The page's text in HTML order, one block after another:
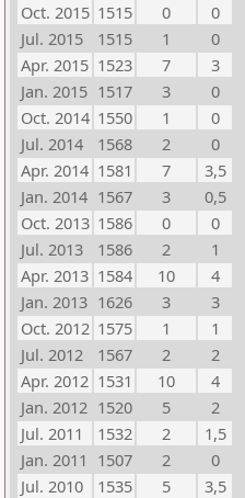
Oct. 2015 1515 0
0
Jul. 2015
1515 1
0
Apr. 2015 1523 7
3
Jan. 2015 1517 3
0
Oct. 2014 1550 1
0
Jul. 2014
1568 2
0
Apr. 2014 1581 7
3,5
Jan. 2014 1567 3
0,5
Oct. 2013 1586 0
0
Jul. 2013
1586 2
1
Apr. 2013 1584 10
4
Jan. 2013 1626 3
3
Oct. 2012 1575 1
1
Jul. 2012
1567 2
2
Apr. 2012 1531 10
4
Jan. 2012 1520 5
2
Jul. 2011
1532 2
1,5
Jan. 2011 1507 2
0
Jul. 2010
1535 5
3,5